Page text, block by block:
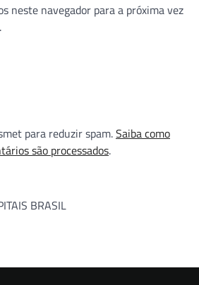
neste navegador para a próxima vez
para reduzir spam.Saiba como
são processados.
BRASIL